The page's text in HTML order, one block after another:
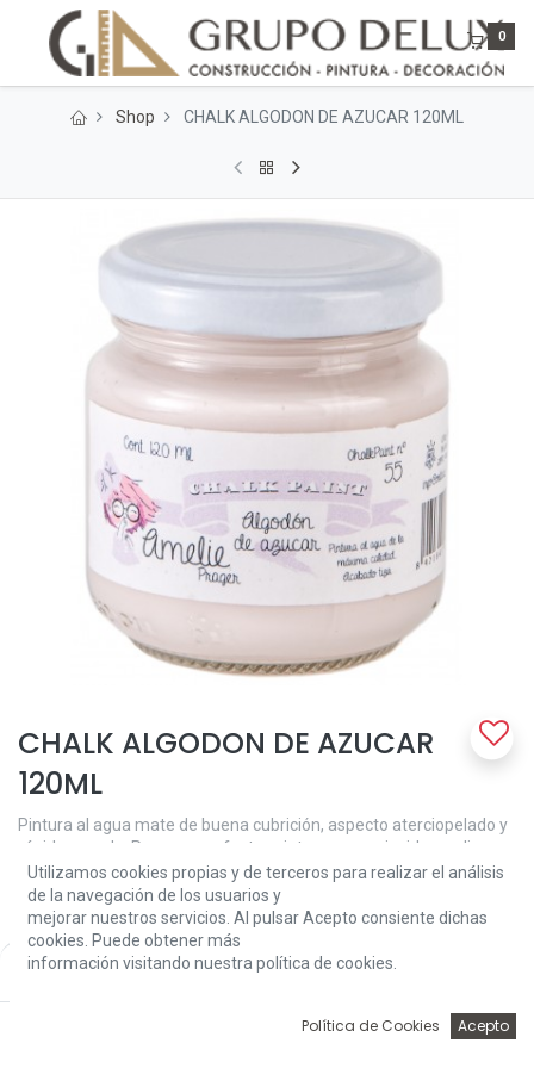
Price:
Add to Cart
0
Shop CHALK ALGODON DE AZUCAR 120ML
CHALK ALGODON DE AZUCAR
120ML
Pintura al agua mate de buena cubrición, aspecto aterciopelado y
rápido secado. Para crear efectos vintage o envejecidos, aplicar
una mano y después de seco desgastar lijando suavemente hasta
llegar a las antiguas capas de pintura o madera, y crear el efecto
deseado. Puedes conseguir el mismo efecto aplicando varias
manos de distinto color. Para ﬁnalizar proteger con cera Chalk
Paint.
Utilizamos cookies propias y de terceros para realizar el análisis
de la navegación de los usuarios y
mejorar nuestros servicios. Al pulsar Acepto consiente dichas
cookies. Puede obtener más
información visitando nuestra política de cookies.
Política de Cookies Acepto